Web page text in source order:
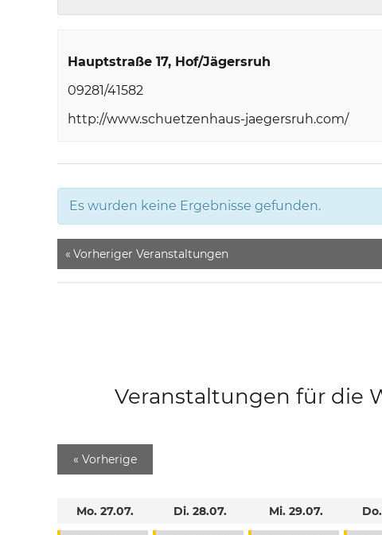
Hauptstraße 17 Hof/Jägersruh
09281/41582
http://www.schuetzenhaus-jaegersruh.com/
Es wurden keine Ergebnisse gefunden.
« Vorheriger Veranstaltungen
Veranstaltungen für die
« Vorherige
Mo. 27.07. Di. 28.07. Mi. 29.07.